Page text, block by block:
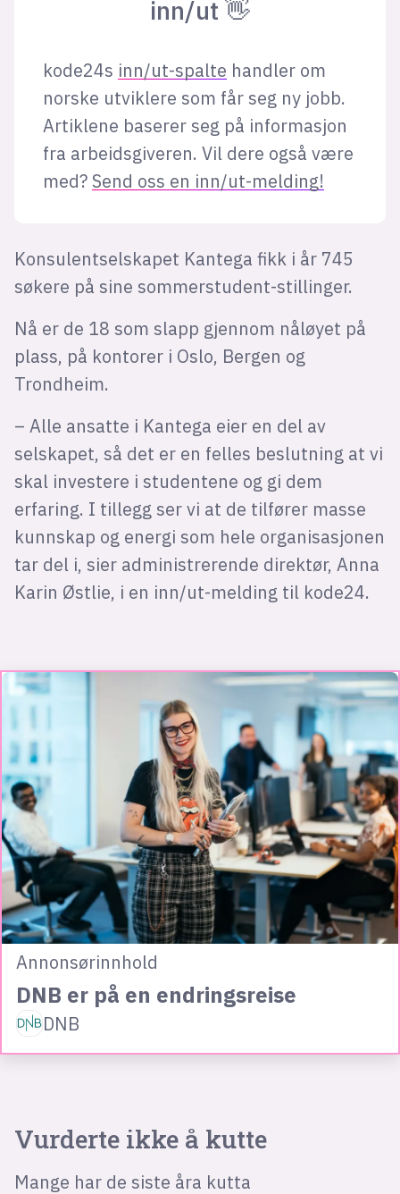
inn/ut 👋
kode24s inn/ut-spalte handler om
norske utviklere som får seg ny jobb.
Artiklene baserer seg på informasjon
fra arbeidsgiveren. Vil dere også være
med? Send oss en inn/ut-melding!
Konsulentselskapet Kantega fikk i år 745
søkere på sine sommerstudent-stillinger.
Nå er de 18 som slapp gjennom nåløyet på
plass, på kontorer i Oslo, Bergen og
Trondheim.
– Alle ansatte i Kantega eier en del av
selskapet, så det er en felles beslutning at vi
skal investere i studentene og gi dem
erfaring. I tillegg ser vi at de tilfører masse
kunnskap og energi som hele organisasjonen
tar del i, sier administrerende direktør, Anna
Karin Østlie, i en inn/ut-melding til kode24.
Annonsørinnhold
DNB er på en endringsreise
DNB
Vurderte ikke å kutte
Mange har de siste åra kutta